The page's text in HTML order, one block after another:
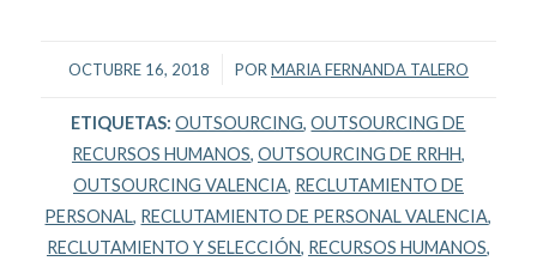
OCTUBRE 16, 2018
/ PORMARIA FERNANDA TALERO
ETIQUETAS: OUTSOURCING,OUTSOURCING DE
RECURSOS HUMANOS, OUTSOURCING DE RRHH,
OUTSOURCING VALENCIA, RECLUTAMIENTO DE
PERSONAL, RECLUTAMIENTO DE PERSONAL VALENCIA,
RECLUTAMIENTO Y SELECCIÓN, RECURSOS HUMANOS,